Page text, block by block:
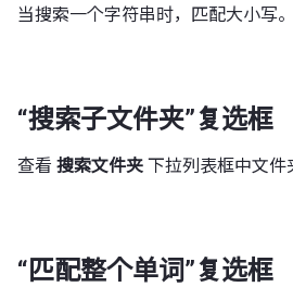
当搜索一个字符串时，匹配大小写。
“搜索子文件夹”复选框
查看 搜索文件夹 下拉列表框中文件
“匹配整个单词”复选框